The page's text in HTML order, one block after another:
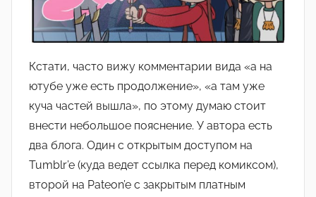
Кстати, часто вижу комментарии вида «а на
ютубе уже есть продолжение», «а там уже
куча частей вышла», по этому думаю стоит
внести небольшое пояснение. У автора есть
два блога. Один с открытым доступом на
Tumblr’e (куда ведет ссылка перед комиксом),
второй на Pateon’e с закрытым платным